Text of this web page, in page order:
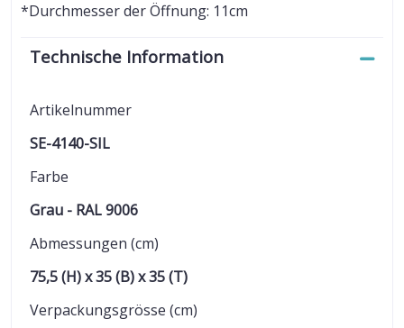
*Durchmesser der Öffnung: 11cm
Technische Information
Artikelnummer
SE-4140-SIL
Farbe
Grau - RAL 9006
Abmessungen (cm)
75,5 (H) x 35 (B) x 35 (T)
Verpackungsgrösse (cm)